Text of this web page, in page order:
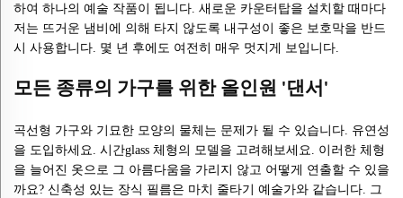
하여 하나의 예술 작품이 됩니다. 새로운 카운터탑을 설치할 때마다
저는 뜨거운 냄비에 의해 타지 않도록 내구성이 좋은 보호막을 반드
시 사용합니다. 몇 년 후에도 여전히 매우 멋지게 보입니다.
모든 종류의 가구를 위한 올인원 '댄서'
곡선형 가구와 기묘한 모양의 물체는 문제가 될 수 있습니다. 유연성
을 도입하세요. 시간glass 체형의 모델을 고려해보세요. 이러한 체형
을 늘어진 옷으로 그 아름다움을 가리지 않고 어떻게 연출할 수 있을
까요? 신축성 있는 장식 필름은 마치 줄타기 예술가와 같습니다. 그